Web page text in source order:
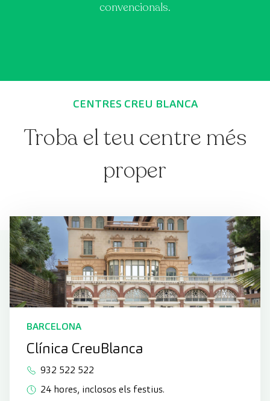
convencionals.
CENTRES CREU BLANCA
Troba el teu centre més
proper
BARCELONA
Clínica CreuBlanca
932 522 522
24 hores, inclosos els festius.